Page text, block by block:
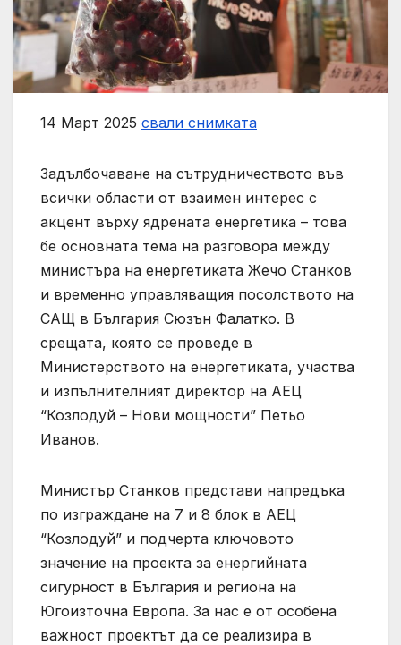
14 Март 2025 свали снимката
Задълбочаване на сътрудничеството във
всички области от взаимен интерес с
акцент върху ядрената енергетика – това
бе основната тема на разговора между
министъра на енергетиката Жечо Станков
и временно управляващия посолството на
САЩ в България Сюзън Фалатко. В
срещата, която се проведе в
Министерството на енергетиката, участва
и изпълнителният директор на АЕЦ
“Козлодуй – Нови мощности” Петьо
Иванов.
Министър Станков представи напредъка
по изграждане на 7 и 8 блок в АЕЦ
“Козлодуй” и подчерта ключовото
значение на проекта за енергийната
сигурност в България и региона на
Югоизточна Европа. За нас е от особена
важност проектът да се реализира в